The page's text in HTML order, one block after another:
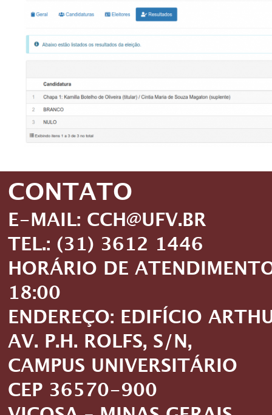
CONTATO
E-MAIL: CCH@UFV.BR
TEL.: (31) 3612 1446
HORÁRIO DE
18:00
ENDEREÇO: EDIFÍCIO
AV. P.H. ROLFS, S/N,
CAMPUS UNIVERSITÁRIO
CEP 36570-900